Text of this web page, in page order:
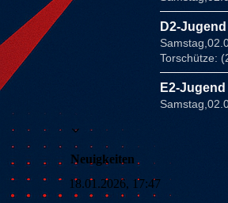
Neuigkeiten
18.01.2026, 17:47